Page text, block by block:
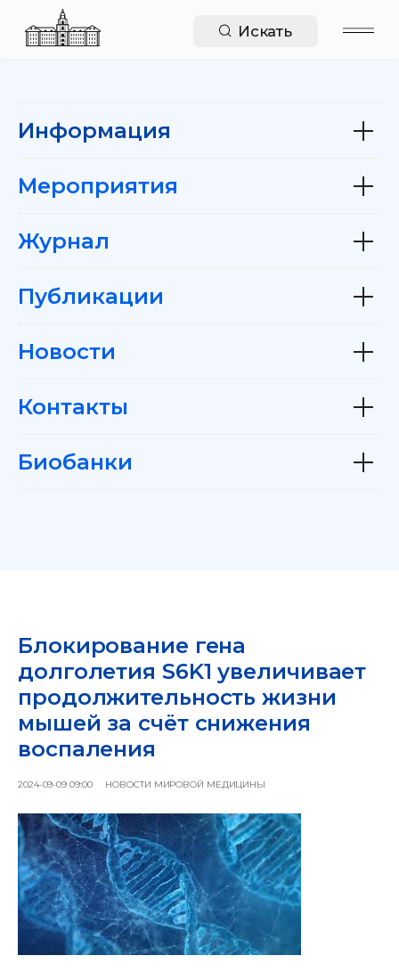
Информация
Мероприятия
Журнал
Публикации
Новости
Контакты
Биобанки
Блокирование гена
долголетия S6K1 увеличивает
продолжительность жизни
мышей за счёт снижения
воспаления
2024-09-09 09:00 НОВОСТИ МИРОВОЙ МЕДИЦИНЫ